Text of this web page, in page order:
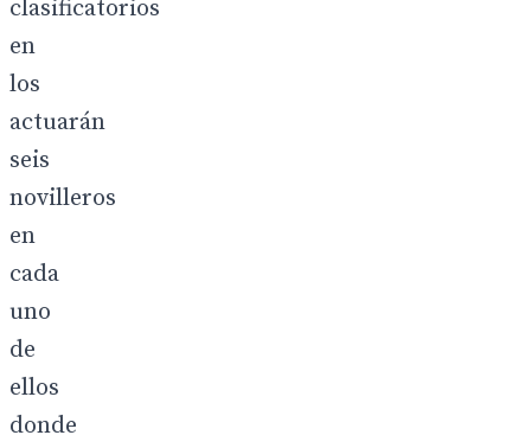
clasificatorios
en
los
actuarán
seis
novilleros
en
cada
uno
de
ellos
donde